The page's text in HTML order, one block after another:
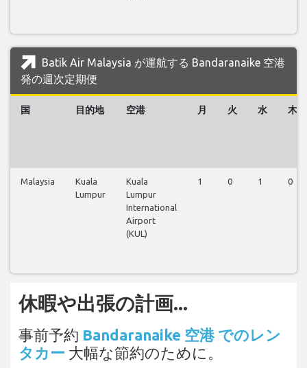
Batik Air Malaysia が運航する Bandaranaike 空港
発の週次定期便
国 目的地 空港 月 火 水 木
Malaysia
Kuala
Lumpur
Kuala
Lumpur
International
Airport
(KUL)
1 0 1 0
休暇や出張の計画...
事前予約 Bandaranaike 空港 でのレン
タカー 大幅な節約のために。